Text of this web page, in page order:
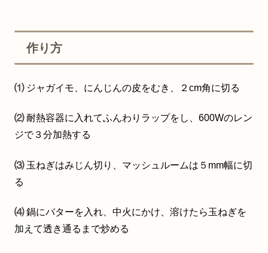
作り方
⑴ジャガイモ、にんじんの皮をむき、２cm角に切る
⑵耐熱容器に入れてふんわりラップをし、600Wのレン
ジで３分加熱する
⑶玉ねぎはみじん切り、マッシュルームは５mm幅に切
る
⑷鍋にバターを入れ、中火にかけ、溶けたら玉ねぎを
加えて透き通るまで炒める